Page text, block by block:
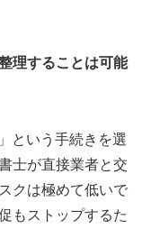
理することは可能
という手続きを選
士が直接業者と交
クは極めて低いで
もストップするた